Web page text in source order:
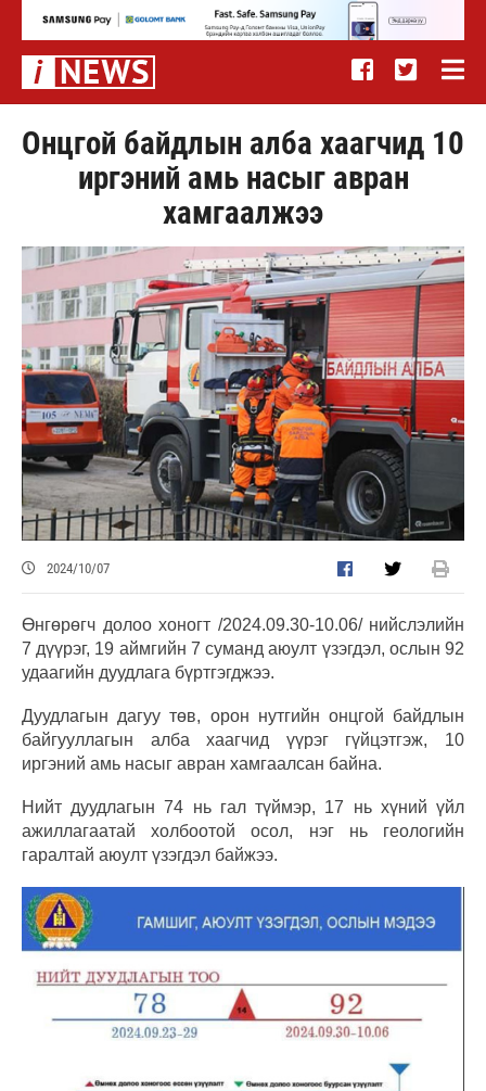
Онцгой байдлын алба хаагчид 10
иргэний амь насыг авран
хамгаалжээ
2024/10/07
Өнгөрөгч долоо хоногт /2024.09.30-10.06/ нийслэлийн
7 дүүрэг, 19 аймгийн 7 суманд аюулт үзэгдэл, ослын 92
удаагийн дуудлага бүртгэгджээ.
Дуудлагын дагуу төв, орон нутгийн онцгой байдлын
байгууллагын алба хаагчид үүрэг гүйцэтгэж, 10
иргэний амь насыг авран хамгаалсан байна.
Нийт дуудлагын 74 нь гал түймэр, 17 нь хүний үйл
ажиллагаатай холбоотой осол, нэг нь геологийн
гаралтай аюулт үзэгдэл байжээ.